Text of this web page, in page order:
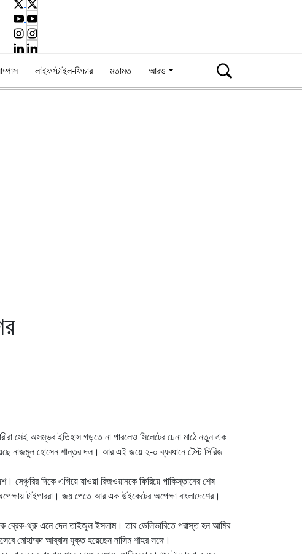
লাইফস্টাইল-ফিচার মতামত আরও
সেই অসম্ভব ইতিহাস গড়তে না পারলেও সিলেটের চেনা মাঠে নতুন এক
নাজমুল হোসেন শান্তর দল। আর এই জয়ে ২-০ ব্যবধানে টেস্ট সিরিজ
সেঞ্চুরির দিকে এগিয়ে যাওয়া রিজওয়ানকে ফিরিয়ে পাকিস্তানের শেষ
টাইগাররা। জয় পেতে আর এক উইকেটের অপেক্ষা বাংলাদেশের।
ব্রেক-থ্রু এনে দেন তাইজুল ইসলাম। তার ডেলিভারিতে পরাস্ত হন আমির
মোহাম্মদ আব্বাস যুক্ত হয়েছেন নাসিম শাহর সঙ্গে।